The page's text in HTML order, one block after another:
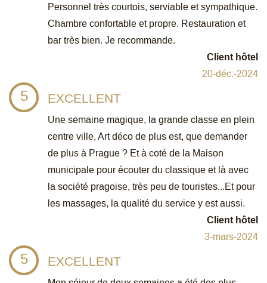
Personnel très courtois, serviable et sympathique.
Chambre confortable et propre. Restauration et
bar très bien. Je recommande.
Client hôtel
20-déc.-2024
5 EXCELLENT
Une semaine magique, la grande classe en plein
centre ville, Art déco de plus est, que demander
de plus à Prague ? Et à coté de la Maison
municipale pour écouter du classique et là avec
la société pragoise, très peu de touristes...Et pour
les massages, la qualité du service y est aussi.
Client hôtel
3-mars-2024
5 EXCELLENT